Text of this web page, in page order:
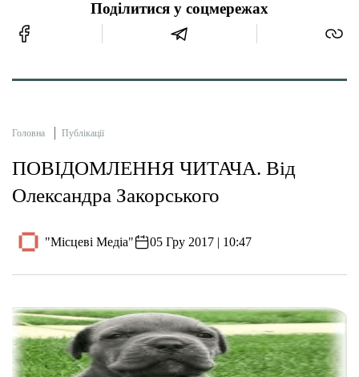
Поділитися у соцмережах
Головна Публікації
ПОВІДОМЛЕННЯ ЧИТАЧА. Від
Олександра Закорського
"Місцеві Медіа" 05 Гру 2017 | 10:47